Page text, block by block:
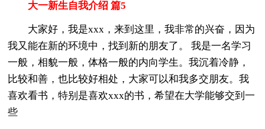
大一新生自我介绍 篇5
大家好，我是xxx，来到这里，我非常的兴奋，因为
我又能在新的环境中，找到新的朋友了。 我是一名学习
一般，相貌一般，体格一般的内向学生。我沉着冷静，
比较和善，也比较好相处，大家可以和我多交朋友。我
喜欢看书，特别是喜欢xxx的书，希望在大学能够交到一
些